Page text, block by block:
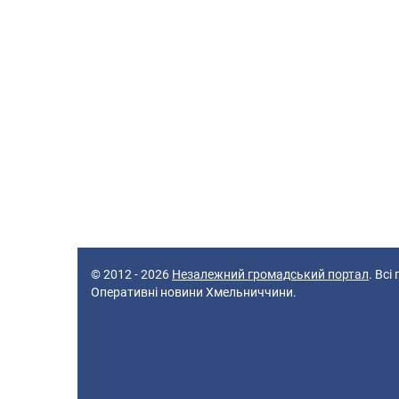
© 2012 - 2026 Незалежний громадський портал. Всі
Оперативні новини Хмельниччини.